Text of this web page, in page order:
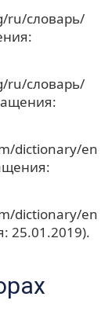
ru/словарь/
ru/словарь/
dictionary/en
dictionary/en
25.01.2019).